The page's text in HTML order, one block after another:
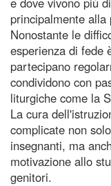
principalmente alla
Nonostante le
esperienza di fede
partecipano
condividono con
liturgiche come la
La cura
complicate non
insegnanti, ma
motivazione allo
genitori.